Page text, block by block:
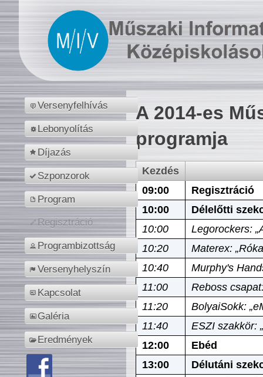
Versenyfelhívás
Lebonyolítás
Díjazás
Szponzorok
Program
Regisztráció
Programbizottság
Versenyhelyszín
Kapcsolat
Galéria
Eredmények
A 2014-es
programja
Kezdés
09:00
Regisztráció
10:00
Délelőtti
10:00
Legorockers:
10:20
Materex:
10:40
Murphy's
11:00
Reboss
11:20
BolyaiSokk:
11:40
ESZI szakkör:
12:00
Ebéd
13:00
Délutáni